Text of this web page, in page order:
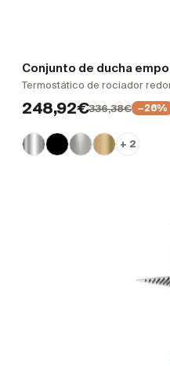
Conjunto de ducha
Termostático de rociador
248,92€336,38€ −26%
+ 2